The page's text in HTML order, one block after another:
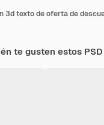
te gusten estos PSD